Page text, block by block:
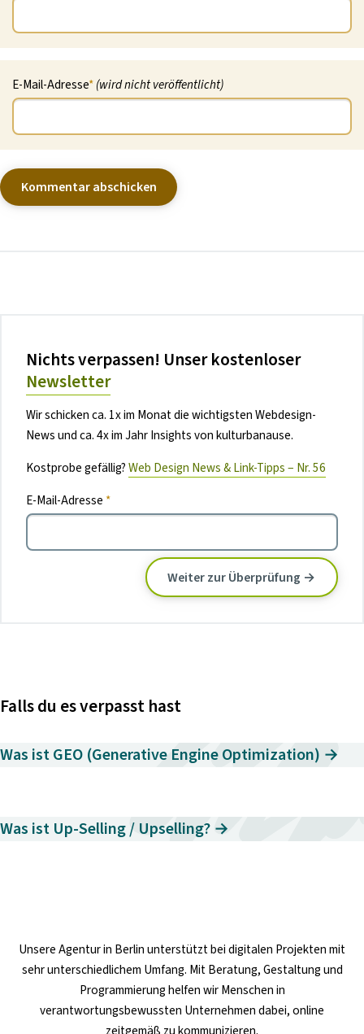
E-Mail-Adresse*(wird nicht veröffentlicht)
Nichts verpassen! Unser kostenloser
Newsletter
Wir schicken ca. 1x im Monat die wichtigsten Webdesign-
News und ca. 4x im Jahr Insights von kulturbanause.
Kostprobe gefällig?Web Design News & Link-Tipps – Nr. 56
E-Mail-Adresse *
Falls du es verpasst hast
Was ist GEO (Generative Engine Optimization) →
Was ist Up-Selling / Upselling? →
UnsereAgentur in Berlinunterstützt bei digitalen Projekten mit
sehr unterschiedlichem Umfang. Mit Beratung, Gestaltung und
Programmierung helfen wir Menschen in
verantwortungsbewussten Unternehmen dabei, online